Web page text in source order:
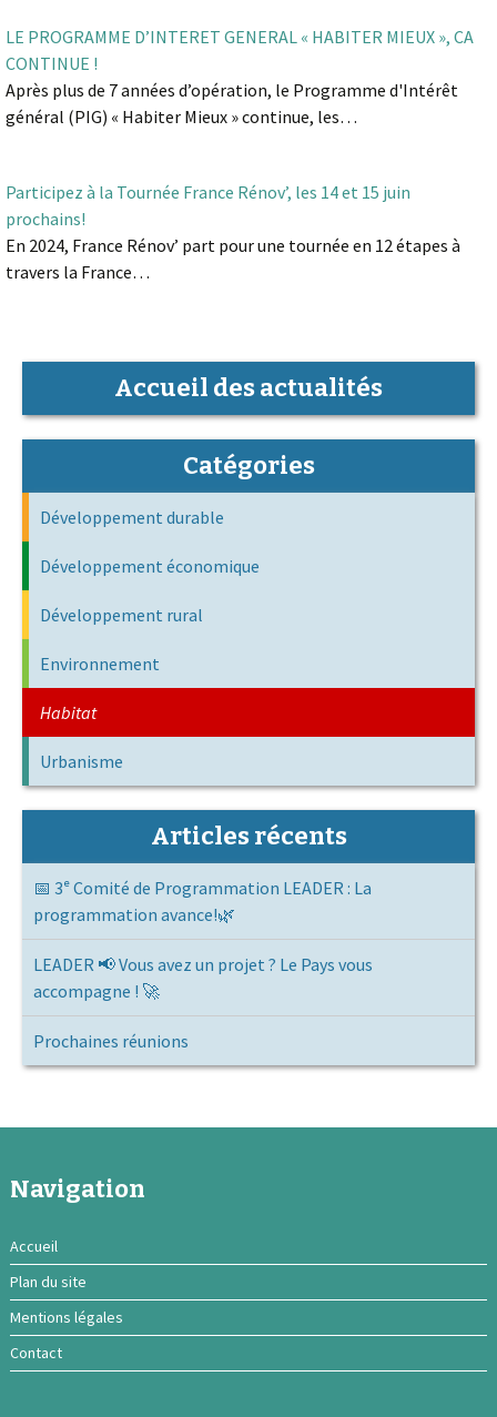
LE PROGRAMME D’INTERET GENERAL « HABITER MIEUX », CA
CONTINUE !
Après plus de 7 années d’opération, le Programme d'Intérêt
général (PIG) « Habiter Mieux » continue, les…
Participez à la Tournée France Rénov’, les 14 et 15 juin
prochains!
En 2024, France Rénov’ part pour une tournée en 12 étapes à
travers la France…
Accueil des actualités
Catégories
Développement durable
Développement économique
Développement rural
Environnement
Habitat
Urbanisme
Articles récents
📅 3ᵉ Comité de Programmation LEADER : La
programmation avance!🌿
LEADER 📢 Vous avez un projet ? Le Pays vous
accompagne ! 🚀
Prochaines réunions
Navigation
Accueil
Plan du site
Mentions légales
Contact